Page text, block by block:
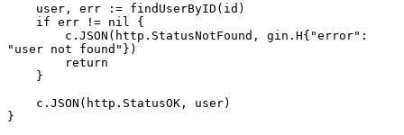
    user, err
:= findUserByID (id)
    if
err != nil
{
        c.
JSON (http.StatusNotFound, gin . H{ "error"
"user not found" })
        return
    }
    c.
JSON (http.StatusOK, user)
}